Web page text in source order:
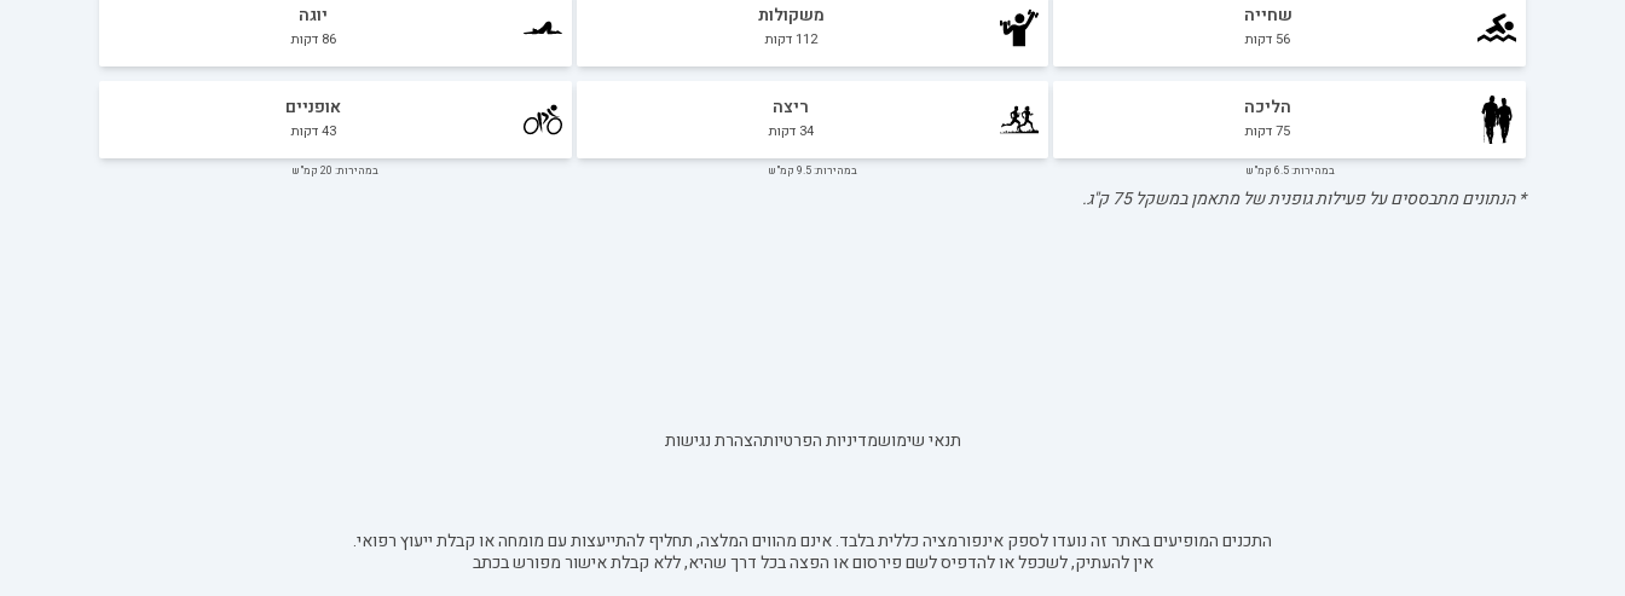
שחייה
56 דקות
משקולות
112 דקות
יוגה
86 דקות
הליכה
75דקות
במהירות: 6.5 קמ"ש
ריצה
34 דקות
במהירות: 9.5 קמ"ש
אופניים
43דקות
במהירות: 20 קמ"ש
* הנתונים מתבססים על פעילות גופנית של מתאמן במשקל75ק"ג.
תנאי שימושמדיניות הפרטיותהצהרת נגישות
התכנים המופיעים באתר זה נועדו לספק אינפורמציה כללית בלבד. אינם מהווים המלצה, תחליף להתייעצות עם מומחה או קבלת ייעוץ רפואי.
אין להעתיק, לשכפל או להדפיס לשם פירסום או הפצה בכל דרך שהיא, ללא קבלת אישור מפורש בכתב